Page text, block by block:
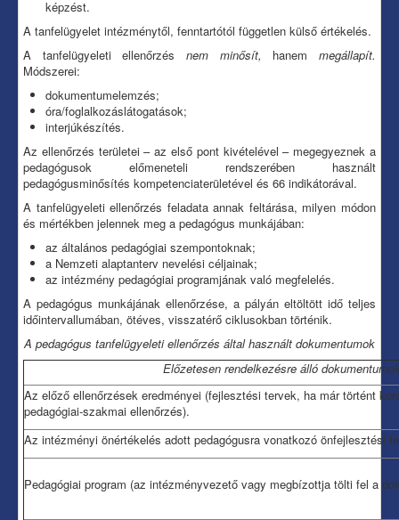
képzést.
A tanfelügyelet intézménytől, fenntartótól független külső értékelés.
A tanfelügyeleti ellenőrzés nem minősít, hanemmegállapít.
Módszerei:
dokumentumelemzés;
óra/foglalkozáslátogatások;
interjúkészítés.
Az ellenőrzés területei – az első pont kivételével – megegyeznek a
pedagógusok előmeneteli rendszerében használt
pedagógusminősítés kompetenciaterületével és 66 indikátorával.
A tanfelügyeleti ellenőrzés feladata annak feltárása, milyen módon
és mértékben jelennek meg a pedagógus munkájában:
az általános pedagógiai szempontoknak;
a Nemzeti alaptanterv nevelési céljainak;
az intézmény pedagógiai programjának való megfelelés.
A pedagógus munkájának ellenőrzése, a pályán eltöltött idő teljes
időintervallumában, ötéves, visszatérő ciklusokban történik.
A pedagógus tanfelügyeleti ellenőrzés által használt dokumentumok
Előzetesen rendelkezésre álló
Az előző ellenőrzések eredményei (fejlesztési tervek, ha már történt
pedagógiai-szakmai ellenőrzés).
Az intézményi önértékelés adott pedagógusra vonatkozó önfejlesztési
Pedagógiai program (az intézményvezető vagy megbízottja tölti fel a